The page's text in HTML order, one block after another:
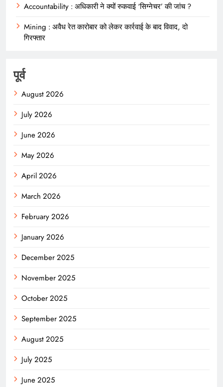
Accountability : अधिकारी ने क्यों रुकवाई ‘सिग्नेचर’ की जांच ?
Mining : अवैध रेत कारोबार को लेकर कार्रवाई के बाद विवाद, दो
गिरफ्तार
पूर्व
August 2026
July 2026
June 2026
May 2026
April 2026
March 2026
February 2026
January 2026
December 2025
November 2025
October 2025
September 2025
August 2025
July 2025
June 2025